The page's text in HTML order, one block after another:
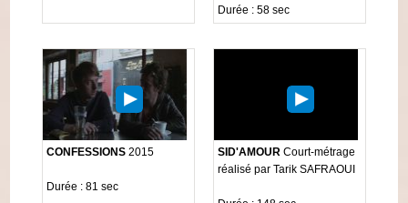
Durée : 58 sec
CONFESSIONS2015
Durée : 81 sec
SID'AMOUR Court-métrage
réalisé par Tarik SAFRAOUI